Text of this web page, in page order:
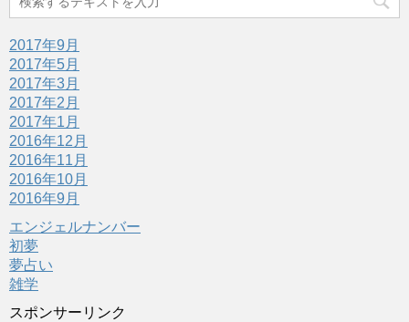
2017年9月
2017年5月
2017年3月
2017年2月
2017年1月
2016年12月
2016年11月
2016年10月
2016年9月
エンジェルナンバー
初夢
夢占い
雑学
スポンサーリンク